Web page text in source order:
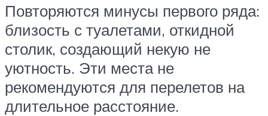
Повторяются минусы первого ряда:
близость с туалетами, откидной
столик, создающий некую не
уютность. Эти места не
рекомендуются для перелетов на
длительное расстояние.